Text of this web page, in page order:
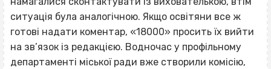
ситуація була аналогічною. Якщо освітяни все ж
готові надати коментар, «18000» просить їх вийти
на зв’язок із редакцією. Водночас у профільному
департаменті міської ради вже створили комісію,